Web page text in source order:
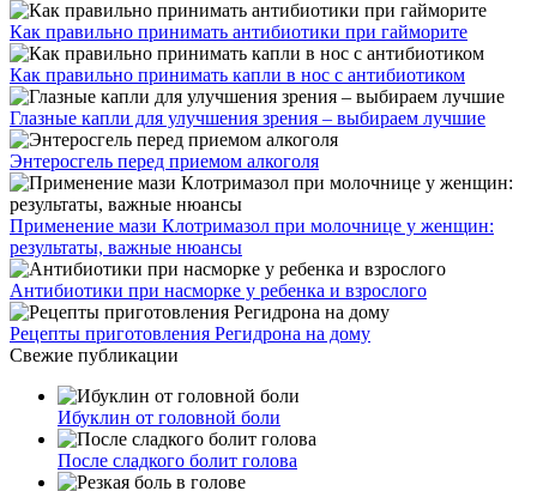
Как правильно принимать антибиотики при гайморите
Как правильно принимать капли в нос с антибиотиком
Глазные капли для улучшения зрения – выбираем лучшие
Энтеросгель перед приемом алкоголя
Применение мази Клотримазол при молочнице у женщин:
результаты, важные нюансы
Антибиотики при насморке у ребенка и взрослого
Рецепты приготовления Регидрона на дому
Свежие публикации
Ибуклин от головной боли
После сладкого болит голова